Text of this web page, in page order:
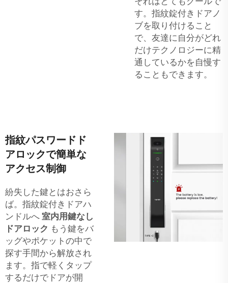
す。指紋錠付きドアノ
ブを取り付けること
で、友達に自分がどれ
だけテクノロジーに精
通しているかを自慢す
ることもできます。
指紋パスワードド
アロックで簡単な
アクセス制御
紛失した鍵とはおさら
ば。指紋錠付きドアハ
ンドルへ 室内用鍵なし
ドアロック もう鍵をバ
ッグやポケットの中で
探す手間から解放され
ます。指で軽くタップ
するだけでドアが開